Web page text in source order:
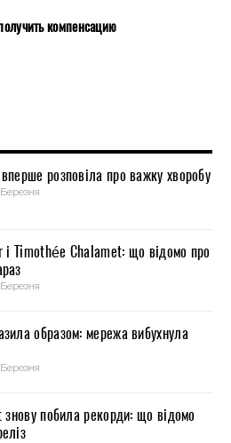
компенсацию
розповіла про важку хворобу
і Timothée Chalamet: що відомо про
образом: мережа вибухнула
побила рекорди: що відомо